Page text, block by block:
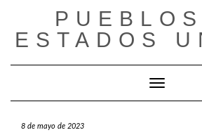
contenido
ESTADOS
Cambiar
8 de mayo de 2023